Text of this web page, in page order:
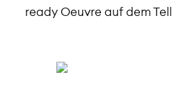
ready Oeuvre auf dem